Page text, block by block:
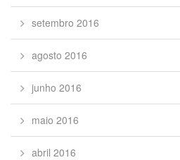
setembro 2016
agosto 2016
junho 2016
maio 2016
abril 2016